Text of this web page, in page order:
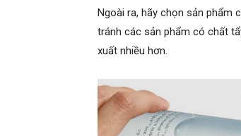
Ngoài ra, hãy chọn sản phẩm
tránh các sản phẩm có chất
xuất nhiều hơn.